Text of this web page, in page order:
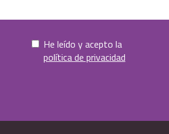
He leído y acepto la
política de privacidad